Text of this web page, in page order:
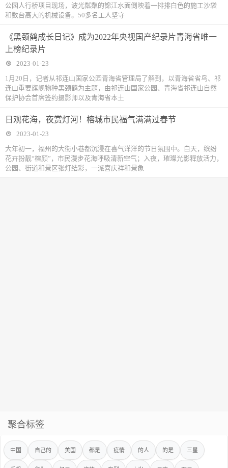
公园人行桥项目现场，波光粼粼的锦江水面倒映着一排排白色的施工沙袋
和数台高大的机械设备。50多名工人坚守
《黑颈鹤成长日记》成为2022年央视国产纪录片青海省唯一
上榜纪录片
2023-01-23
1月20日，记者从祁连山国家公园青海省管理局了解到，以青海省省鸟、祁
连山重要旗舰物种黑颈鹤为主题，由祁连山国家公园、青海省祁连山自然
保护协会首席签约摄影师以及青海省本土
日观花海，夜赏灯河！榕城市民福气满满过春节
2023-01-23
大年初一，福州的大街小巷都沉浸在喜气洋洋的节日氛围中。白天，缤纷
花卉扮靓“榕颜”，市民漫步花海呼吸清新空气；入夜，璀璨光影释放活力，
公园、街道和景区张灯结彩，一派喜庆祥和景象
聚合标签
中国 自己的 美国 都是 疫情 的人 的是 三星